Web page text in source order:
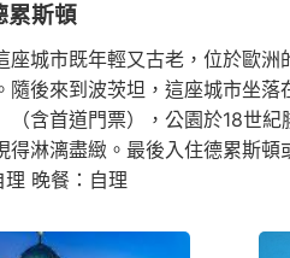
累斯頓
座城市既年輕又古老，位於歐
隨後來到波茨坦，這座城市坐
（含首道門票），公園於18世
淋漓盡緻。最後入住德累斯頓
晚餐：自理